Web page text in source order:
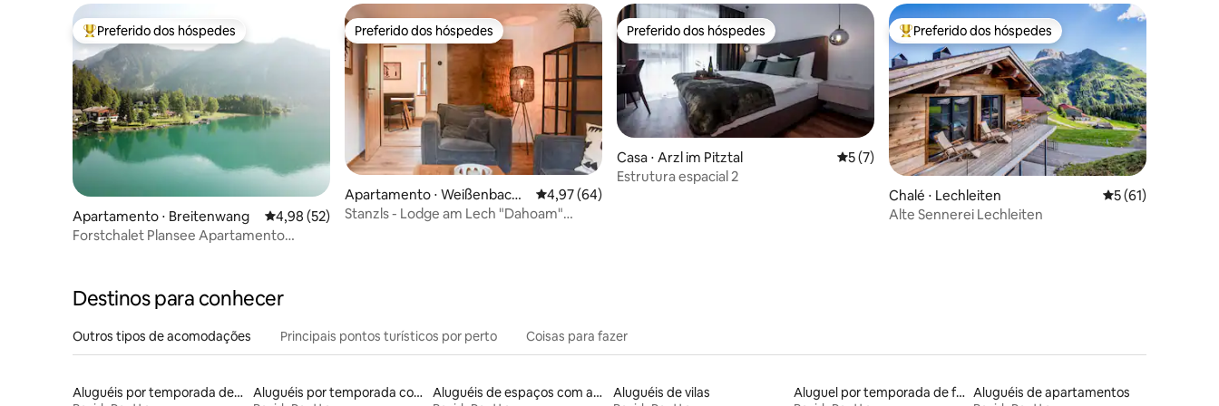
Entre os melhores preferidos dos hóspedes
Preferido dos hóspedes
Apartamento ⋅ Breitenwang 4,98 de uma avaliação média de 5, 52 avaliações
4,98 (52)
Forstchalet Plansee Apartamento
Preferido dos hóspedes
Preferido dos hóspedes
Apartamento ⋅ Weißenbach
am Lech
4,97 de uma avaliação média de 5, 64 avaliações
4,97 (64)
Stanzls - Lodge am Lech "Dahoam"
Preferido dos hóspedes
Preferido dos hóspedes
Casa ⋅ Arzl im Pitztal 5 de uma avaliação média de 5, 7 avaliações
5 (7)
Estrutura espacial 2
Entre os melhores preferidos dos hóspedes
Preferido dos hóspedes
Chalé ⋅ Lechleiten 5 de uma
5 (61)
Alte Sennerei Lechleiten
Destinos para conhecer
Outros tipos de acomodações Principais pontos turísticos por perto Coisas para fazer
Aluguéis por temporada de acomodações de luxo
Aluguéis por temporada com acesso à praia
Aluguéis de espaços com acesso direto a pistas de esqui
Aluguéis de vilas
Aluguel por temporada de flats Aluguéis de apartamentos